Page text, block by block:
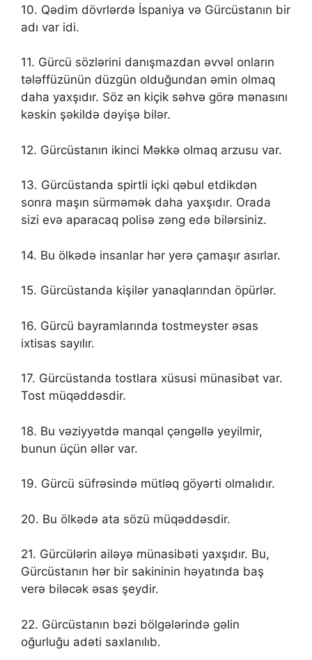
10. Qədim dövrlərdə İspaniya və Gürcüstanın bir
adı var idi.
11. Gürcü sözlərini danışmazdan əvvəl onların
tələffüzünün düzgün olduğundan əmin olmaq
daha yaxşıdır. Söz ən kiçik səhvə görə mənasını
kəskin şəkildə dəyişə bilər.
12. Gürcüstanın ikinci Məkkə olmaq arzusu var.
13. Gürcüstanda spirtli içki qəbul etdikdən
sonra maşın sürməmək daha yaxşıdır. Orada
sizi evə aparacaq polisə zəng edə bilərsiniz.
14. Bu ölkədə insanlar hər yerə çamaşır asırlar.
15. Gürcüstanda kişilər yanaqlarından öpürlər.
16. Gürcü bayramlarında tostmeyster əsas
ixtisas sayılır.
17. Gürcüstanda tostlara xüsusi münasibət var.
Tost müqəddəsdir.
18. Bu vəziyyətdə manqal çəngəllə yeyilmir,
bunun üçün əllər var.
19. Gürcü süfrəsində mütləq göyərti olmalıdır.
20. Bu ölkədə ata sözü müqəddəsdir.
21. Gürcülərin ailəyə münasibəti yaxşıdır. Bu,
Gürcüstanın hər bir sakininin həyatında baş
verə biləcək əsas şeydir.
22. Gürcüstanın bəzi bölgələrində gəlin
oğurluğu adəti saxlanılıb.